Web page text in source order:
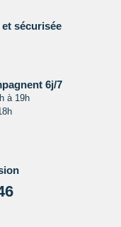
étrangère
du consulat ou de
et sanitaires étant
et votre
de consulter
étrangères en
sécurisée
6j/7
à 19h